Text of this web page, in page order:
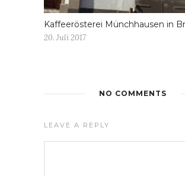
Kaffeerösterei Münchhausen in
20. Juli 2017
NO COMMENTS
LEAVE A REPLY